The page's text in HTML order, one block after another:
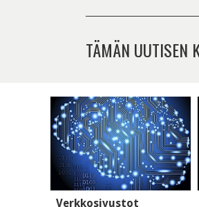
TÄMÄN UUTISEN
Verkkosivustot